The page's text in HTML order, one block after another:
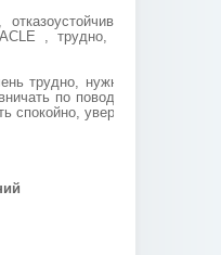
и скорость
, трудно, что- либо здесь
трудно, нужно просто на нем
по поводу того, что у вас
уверенным в том, что